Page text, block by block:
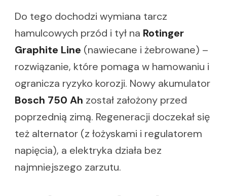
Do tego dochodzi wymiana tarcz
hamulcowych przód i tył na Rotinger
Graphite Line (nawiecane i żebrowane) –
rozwiązanie, które pomaga w hamowaniu i
ogranicza ryzyko korozji. Nowy akumulator
Bosch 750 Ah został założony przed
poprzednią zimą. Regeneracji doczekał się
też alternator (z łożyskami i regulatorem
napięcia), a elektryka działa bez
najmniejszego zarzutu.